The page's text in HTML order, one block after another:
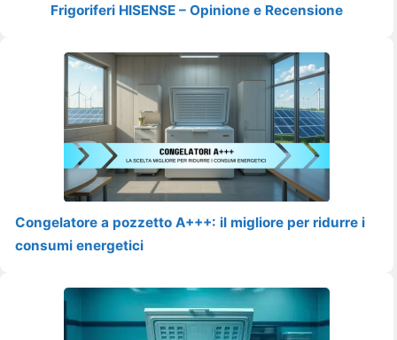
Frigoriferi HISENSE – Opinione e Recensione
Congelatore a pozzetto A+++: il migliore per ridurre i
consumi energetici